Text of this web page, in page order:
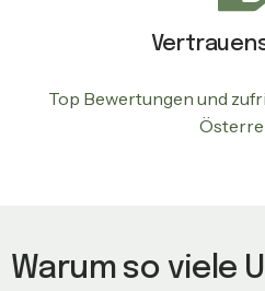
Top Bewertungen und
Warum so viele